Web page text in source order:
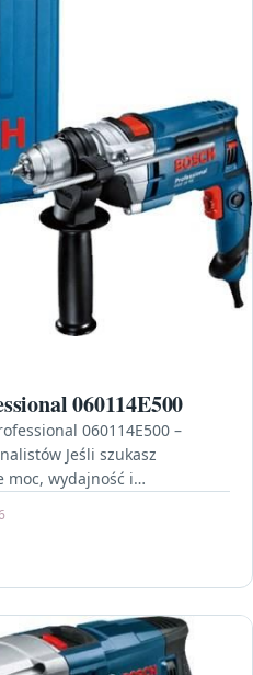
060114E500
060114E500 –
Jeśli szukasz
moc, wydajność i